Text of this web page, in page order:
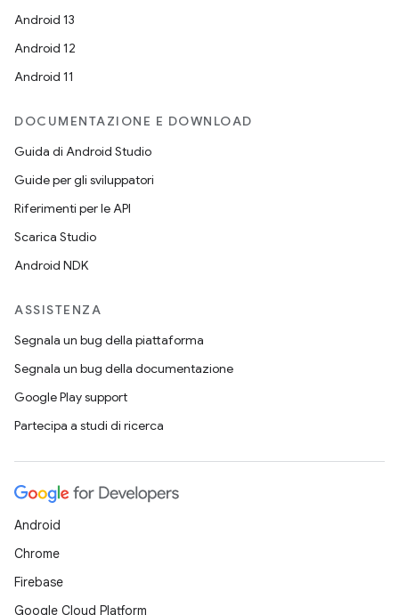
Android 13
Android 12
Android 11
DOCUMENTAZIONE E DOWNLOAD
Guida di Android Studio
Guide per gli sviluppatori
Riferimenti per le API
Scarica Studio
Android NDK
ASSISTENZA
Segnala un bug della piattaforma
Segnala un bug della documentazione
Google Play support
Partecipa a studi di ricerca
Android
Chrome
Firebase
Google Cloud Platform